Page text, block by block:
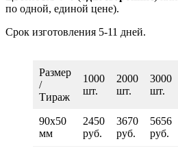
по одной, единой цене).
Срок изготовления 5-11 дней.
Размер
/
Тираж
1000
шт.
2000
шт.
3000
шт.
90х50
мм
2450
руб.
3670
руб.
5656
руб.